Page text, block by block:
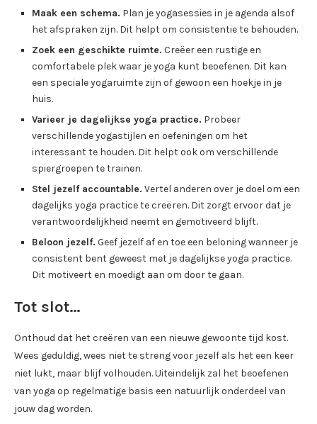
Maak een schema. Plan je yogasessies in je agenda alsof
het afspraken zijn. Dit helpt om consistentie te behouden.
Zoek een geschikte ruimte. Creëer een rustige en
comfortabele plek waar je yoga kunt beoefenen. Dit kan
een speciale yogaruimte zijn of gewoon een hoekje in je
huis.
Varieer je dagelijkse yoga practice. Probeer
verschillende yogastijlen en oefeningen om het
interessant te houden. Dit helpt ook om verschillende
spiergroepen te trainen.
Stel jezelf accountable. Vertel anderen over je doel om een
dagelijks yoga practice te creëren. Dit zorgt ervoor dat je
verantwoordelijkheid neemt en gemotiveerd blijft.
Beloon jezelf. Geef jezelf af en toe een beloning wanneer je
consistent bent geweest met je dagelijkse yoga practice.
Dit motiveert en moedigt aan om door te gaan.
Tot slot…
Onthoud dat het creëren van een nieuwe gewoonte tijd kost.
Wees geduldig, wees niet te streng voor jezelf als het een keer
niet lukt, maar blijf volhouden. Uiteindelijk zal het beoefenen
van yoga op regelmatige basis een natuurlijk onderdeel van
jouw dag worden.